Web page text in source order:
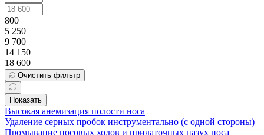
800
5 250
9 700
14 150
18 600
Очистить фильтр
Показать
Высокая анемизация полости носа
Удаление серных пробок инструментально (с одной стороны)
Промывание носовых ходов и придаточных пазух носа